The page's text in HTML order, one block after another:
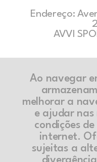
Endereço:
AVVI
Ao navegar
melhorar a
e ajudar nas
condições
internet.
sujeitas a